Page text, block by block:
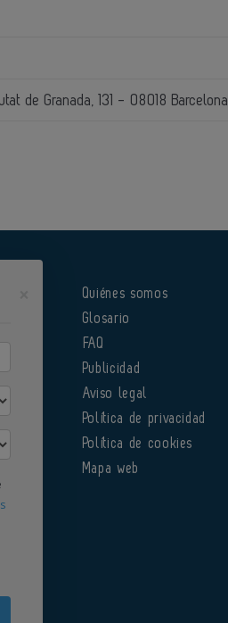
de Granada, 131 - 08018 Barcelona
Quiénes somos
Glosario
FAQ
Publicidad
Aviso legal
Política de privacidad
Política de cookies
Mapa web